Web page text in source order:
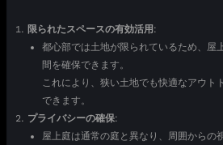
限られたスペースの有効活用 :
都心部では土地が限られているため、屋
間を確保できます。
これにより、狭い土地でも快適なアウト
できます。
プライバシーの確保:
屋上庭は通常の庭と異なり、周囲からの